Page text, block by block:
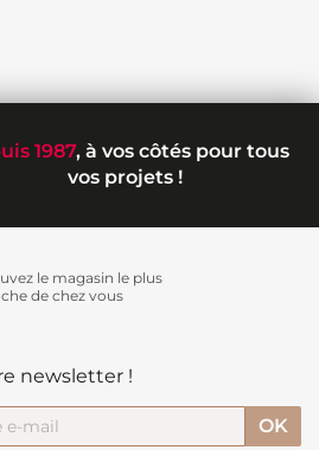
1987, à vos côtés pour tous
vos projets !
le magasin le plus
de chez vous
newsletter !